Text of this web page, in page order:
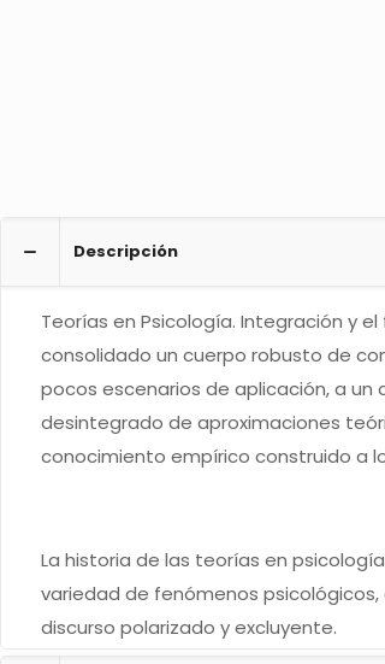
Descripción
Teorías en Psicología. Integración y
consolidado un cuerpo robusto de
pocos escenarios de aplicación, a
desintegrado de aproximaciones
conocimiento empírico construido a
La historia de las teorías en
variedad de fenómenos
discurso polarizado y excluyente.